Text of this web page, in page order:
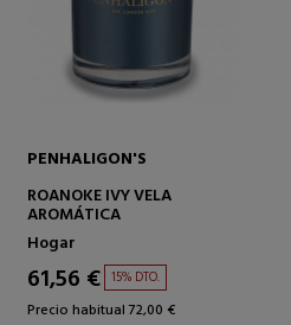
PENHALIGON'S
ROANOKE IVY VELA
AROMÁTICA
Hogar
61,56 € 15% DTO.
Precio habitual 72,00 €